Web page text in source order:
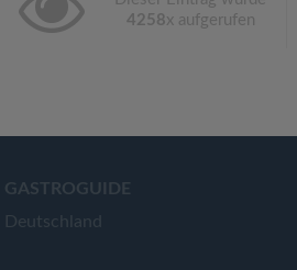
4258x aufgerufen
GASTROGUIDE
Deutschland